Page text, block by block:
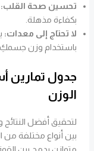
تحسين صحة القلب:
بكفاءة مذهلة.
لا تحتاج إلى معدات:
باستخدام وزن
جدول تمارين
الوزن
لتحقيق أفضل
بين أنواع مختلفة من